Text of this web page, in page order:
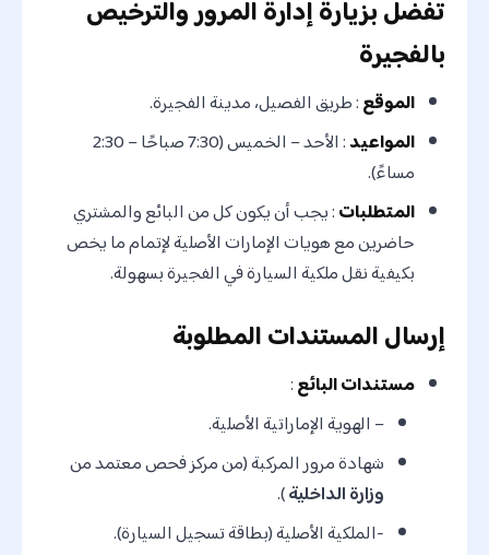
تفضل بزيارة إدارة المرور والترخيص
بالفجيرة
الموقع: طريق الفصيل، مدينة الفجيرة.
المواعيد
: الأحد – الخميس (7:30 صباحًا – 2:30
مساءً).
المتطلبات: يجب أن يكون كل من البائع والمشتري
حاضرين مع هويات الإمارات الأصلية لإتمام ما يخص
بكيفية نقل ملكية السيارة في الفجيرة بسهولة.
إرسال المستندات المطلوبة
مستندات البائع:
– الهوية الإماراتية الأصلية.
شهادة مرور المركبة (من مركز فحص معتمد من
وزارة الداخلية).
-الملكية الأصلية (بطاقة تسجيل السيارة).